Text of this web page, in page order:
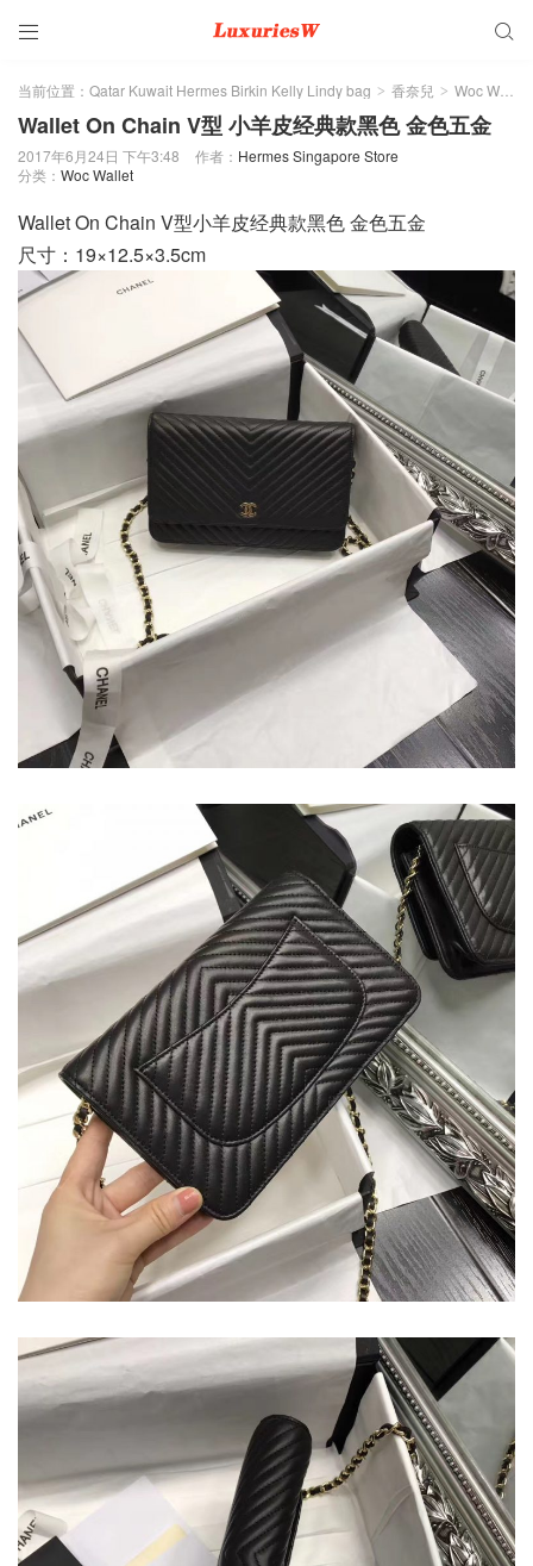
 
当前位置： Qatar Kuwait Hermes Birkin Kelly Lindy bag > 香奈兒 > Woc Wallet
Wallet On Chain V型 小羊皮经典款黑色 金色五金
2017年6月24日 下午3:48 作者： Hermes Singapore Store
分类： Woc Wallet
Wallet On Chain V型小羊皮经典款黑色 金色五金
尺寸：19×12.5×3.5cm